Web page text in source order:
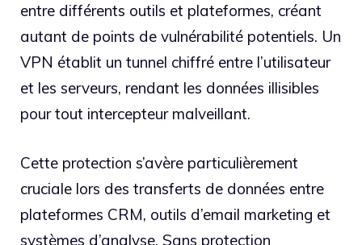
entre différents outils et plateformes, créant
autant de points de vulnérabilité potentiels. Un
VPN établit un tunnel chiffré entre l’utilisateur
et les serveurs, rendant les données illisibles
pour tout intercepteur malveillant.
Cette protection s’avère particulièrement
cruciale lors des transferts de données entre
plateformes CRM, outils d’email marketing et
systèmes d’analyse. Sans protection